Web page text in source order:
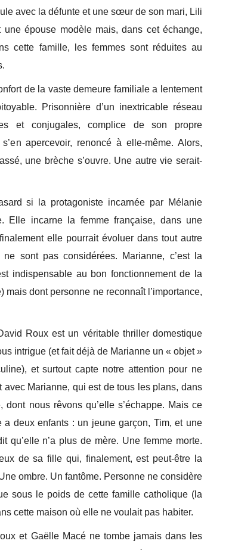
avec la défunte et une sœur de son mari, Lili
épouse modèle mais, dans cet échange,
cette famille, les femmes sont réduites au
de la vaste demeure familiale a lentement
Prisonnière d’un inextricable réseau
et conjugales, complice de son propre
apercevoir, renoncé à elle-même. Alors,
une brèche s’ouvre. Une autre vie serait-
si la protagoniste incarnée par Mélanie
Elle incarne la femme française, dans une
elle pourrait évoluer dans tout autre
sont pas considérées. Marianne, c’est la
indispensable au bon fonctionnement de la
dont personne ne reconnaît l’importance,
Roux est un véritable thriller domestique
intrigue (et fait déjà de Marianne un « objet »
et surtout capte notre attention pour ne
avec Marianne, qui est de tous les plans, dans
nous rêvons qu’elle s’échappe. Mais ce
a deux enfants : un jeune garçon, Tim, et une
qu’elle n’a plus de mère. Une femme morte.
de sa fille qui, finalement, est peut-être la
ombre. Un fantôme. Personne ne considère
sous le poids de cette famille catholique (la
cette maison où elle ne voulait pas habiter.
et Gaëlle Macé ne tombe jamais dans les